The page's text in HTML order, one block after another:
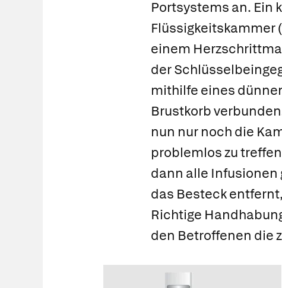
Portsystems an. Ein
Flüssigkeitskammer
einem
der
mithilfe eines
Brustkorb
nun nur noch die
problemlos zu
dann alle Infusionen
das Besteck
Richtige
den Betroffenen die